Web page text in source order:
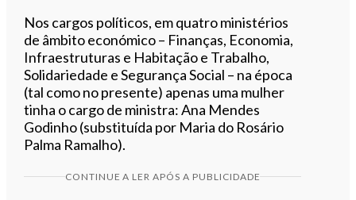
Nos cargos políticos, em quatro ministérios
de âmbito económico – Finanças, Economia,
Infraestruturas e Habitação e Trabalho,
Solidariedade e Segurança Social – na época
(tal como no presente) apenas uma mulher
tinha o cargo de ministra: Ana Mendes
Godinho (substituída por Maria do Rosário
Palma Ramalho).
CONTINUE A LER APÓS A PUBLICIDADE